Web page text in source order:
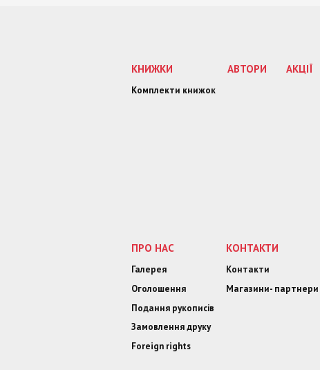
КНИЖКИ
Комплекти книжок
АВТОРИ АКЦІЇ
ПРО НАС
Галерея
Оголошення
Подання рукописів
Замовлення друку
Foreign rights
КОНТАКТИ
Контакти
Магазини- партнери